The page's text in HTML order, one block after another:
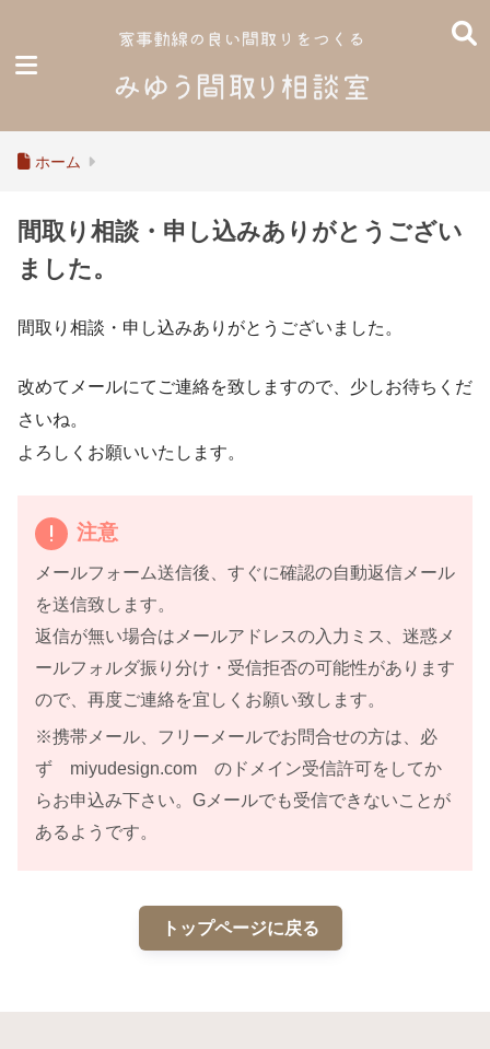
ホーム
間取り相談・申し込みありがとうござい
ました。
間取り相談・申し込みありがとうございました。
改めてメールにてご連絡を致しますので、少しお待ちくだ
さいね。
よろしくお願いいたします。
注意
メールフォーム送信後、すぐに確認の自動返信メール
を送信致します。
返信が無い場合はメールアドレスの入力ミス、迷惑メ
ールフォルダ振り分け・受信拒否の可能性があります
ので、再度ご連絡を宜しくお願い致します。
※携帯メール、フリーメールでお問合せの方は、必
ず miyudesign.com のドメイン受信許可をしてか
らお申込み下さい。Gメールでも受信できないことが
あるようです。
トップページに戻る